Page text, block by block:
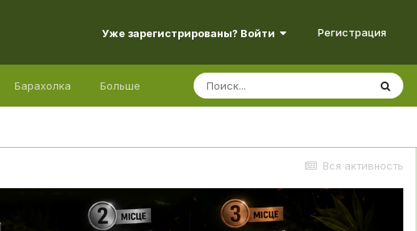
Уже зарегистрированы? Войти Регистрация
Барахолка Больше
Вся активность